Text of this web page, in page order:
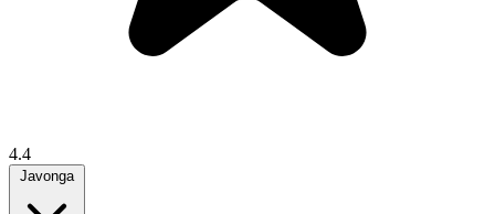
4.4
Javonga